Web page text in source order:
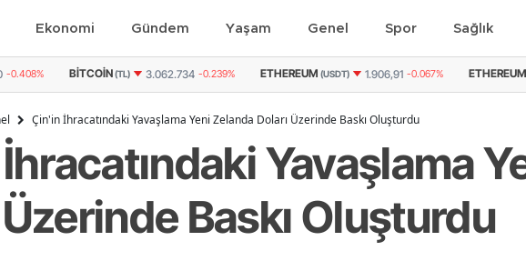
Ekonomi Gündem Yaşam Genel Spor Sağlık
ETHEREUM(USDT) 1.906,91 -0.067% ETHEREUM(TL) 90.654 0.105% GRAM ALTIN
Çin'in İhracatındaki Yavaşlama Yeni Zelanda Doları Üzerinde Baskı Oluşturdu
Yavaşlama
Üzerinde Baskı Oluşturdu